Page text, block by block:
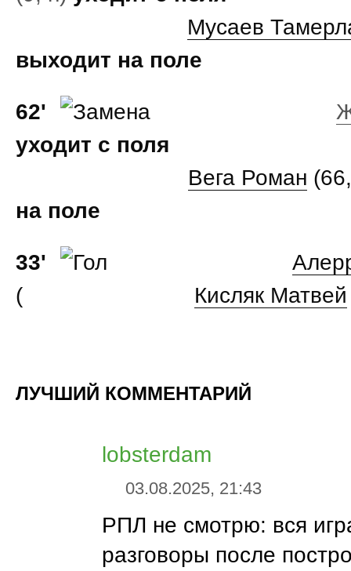
Мусаев
выходит на поле
62'
уходит с поля
Вега Роман
на поле
33'
(
Кисляк Матвей
ЛУЧШИЙ КОММЕНТАРИЙ
lobsterdam
03.08.2025, 21:43
РПЛ не смотрю: вся
разговоры после